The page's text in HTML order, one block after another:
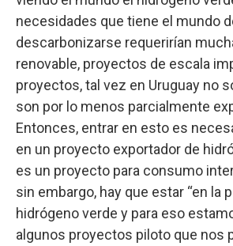
necesidades que tiene el mundo
descarbonizarse requerirían
renovable, proyectos de escala
proyectos, tal vez en Uruguay no
son por lo menos parcialmente
Entonces, entrar en esto es
en un proyecto exportador de
es un proyecto para consumo
sin embargo, hay que estar “en la
hidrógeno verde y para eso
algunos proyectos piloto que nos